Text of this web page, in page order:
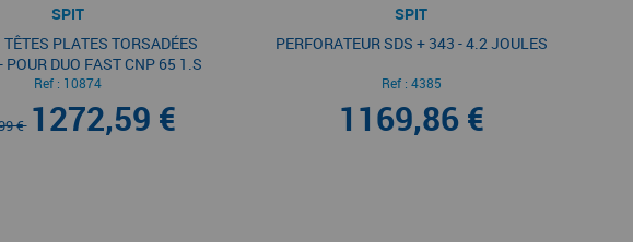
SPIT
PLATES TORSADÉES
POUR DUO FAST CNP 65 1.S
Ref : 10874
€ 1272,59 €
SPIT
PERFORATEUR SDS + 343 - 4.2 JOULES
Ref : 4385
1169,86 €